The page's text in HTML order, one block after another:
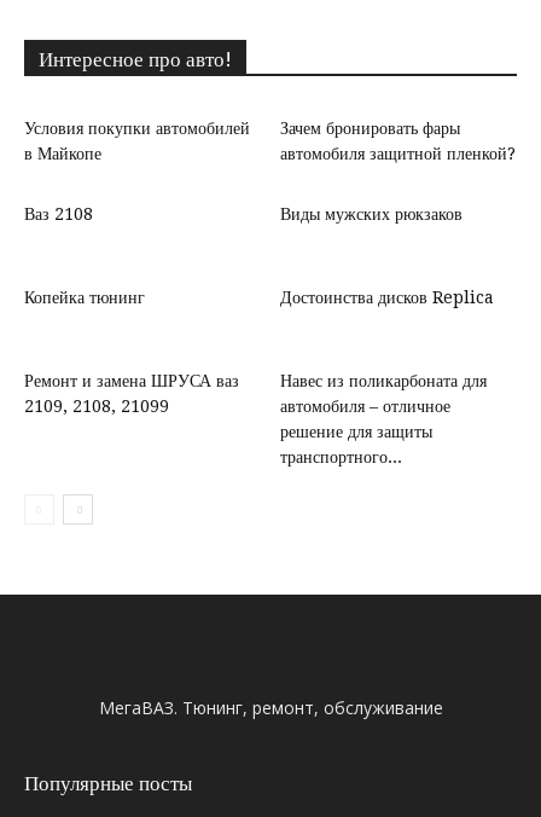
Интересное про авто!
Условия покупки автомобилей
в Майкопе
Зачем бронировать фары
автомобиля защитной пленкой?
Ваз 2108 Виды мужских рюкзаков
Копейка тюнинг Достоинства дисков Replica
Ремонт и замена ШРУСА ваз
2109, 2108, 21099
Навес из поликарбоната для
автомобиля – отличное
решение для защиты
транспортного...
МегаВАЗ. Тюнинг, ремонт, обслуживание
Популярные посты